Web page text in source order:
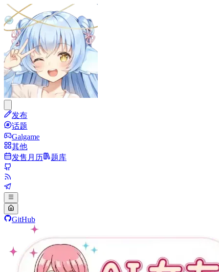
发布
话题
Galgame
其他
发售月历
题库
GitHub